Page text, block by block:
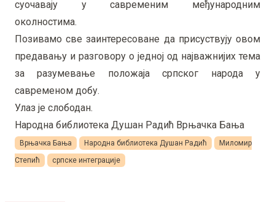
суочавају у савременим међународним
околностима.
Позивамо све заинтересоване да присуствују овом
предавању и разговору о једној од најважнијих тема
за разумевање положаја српског народа у
савременом добу.
Улаз је слободан.
Народна библиотека Душан Радић Врњачка Бања
Врњачка Бања Народна библиотека Душан Радић
Миломир
Степић
српске интеграције